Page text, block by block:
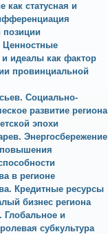
как статусная и
позиции
Ценностные
и идеалы как фактор
провинциальной
Социально-
развитие региона
эпохи
Энергосбережение
в регионе
Кредитные ресурсы
бизнес региона
и
субкультура